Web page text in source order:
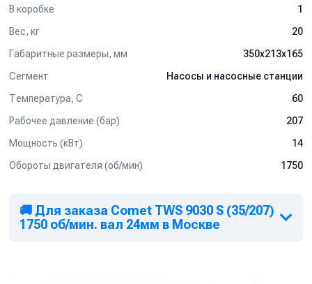
В коробке
1
Вес, кг
20
Габаритные размеры, мм
350x213x165
Сегмент
Насосы и насосные станции
Температура, C
60
Рабочее давление (бар)
207
Мощность (кВт)
14
Обороты двигателя (об/мин)
1750
🚚 Для заказа Comet TWS 9030 S (35/207)
1750 об/мин. вал 24мм в Москве